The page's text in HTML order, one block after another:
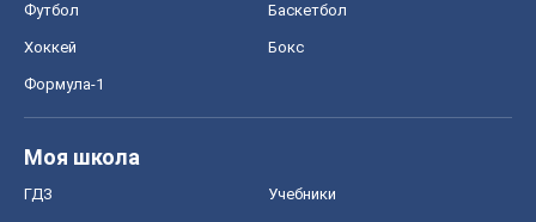
Футбол Баскетбол
Хоккей Бокс
Формула-1
Моя школа
ГДЗ Учебники